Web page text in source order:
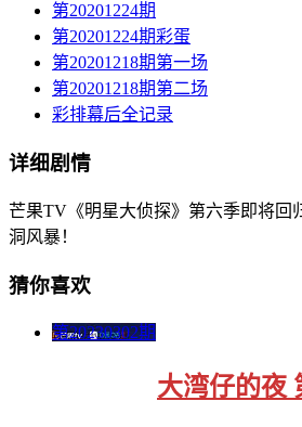
第20201224期
第20201224期彩蛋
第20201218期第一场
第20201218期第二场
彩排幕后全记录
详细剧情
芒果TV《明星大侦探》第六季即将回
洞风暴！
猜你喜欢
第20230302期
大湾仔的夜